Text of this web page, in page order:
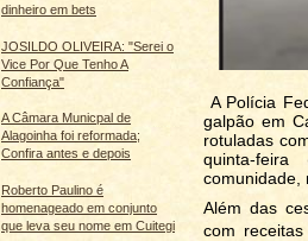
dinheiro em bets
JOSILDO OLIVEIRA: "Serei o
Vice Por Que Tenho A
Confiança"
A Câmara Municpal de
Alagoinha foi reformada;
Confira antes e depois
Roberto Paulino é
homenageado em conjunto
que leva seu nome em Cuitegi
A Polícia
galpão em
rotuladas
quinta-
comunidade,
Além das
com